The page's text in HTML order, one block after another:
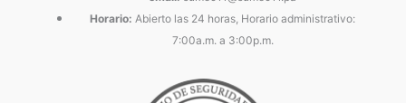
Horario: Abierto las 24 horas, Horario administrativo:
7:00a.m. a 3:00p.m.